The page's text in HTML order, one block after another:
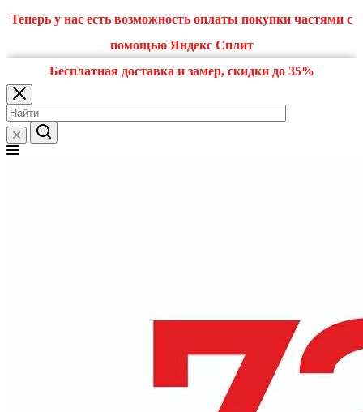
Теперь у нас есть возможность оплаты покупки частями с
помощью Яндекс Сплит
Бесплатная доставка и замер, скидки до 35%